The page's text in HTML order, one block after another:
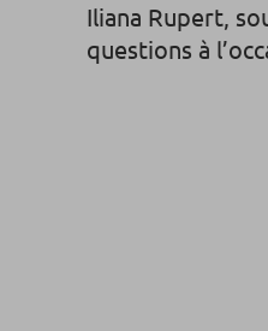
Iliana Rupert,
questions à